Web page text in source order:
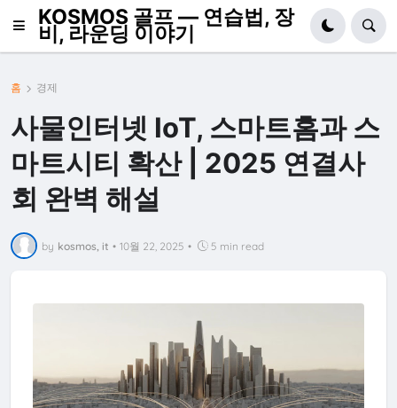
KOSMOS 골프 — 연습법, 장
비, 라운딩 이야기
홈 경제
사물인터넷 IoT, 스마트홈과 스
마트시티 확산 | 2025 연결사
회 완벽 해설
by kosmos, it • 10월 22, 2025 • 5 min read